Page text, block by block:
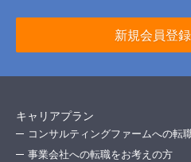
新規会員登録
キャリアプラン
コンサルティングファームへの転
事業会社への転職をお考えの方